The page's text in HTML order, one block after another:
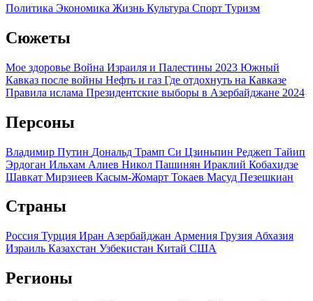
Политика Экономика Жизнь Культура Спорт Туризм
Сюжеты
Мое здоровье Война Израиля и Палестины 2023 Южный
Кавказ после войны Нефть и газ Где отдохнуть на Кавказе
Правила ислама Президентские выборы в Азербайджане 2024
Персоны
Владимир Путин Дональд Трамп Си Цзиньпин Реджеп Тайип
Эрдоган Ильхам Алиев Никол Пашинян Ираклий Кобахидзе
Шавкат Мирзиеев Касым-Жомарт Токаев Масуд Пезешкиан
Страны
Россия Турция Иран Азербайджан Армения Грузия Абхазия
Израиль Казахстан Узбекистан Китай США
Регионы